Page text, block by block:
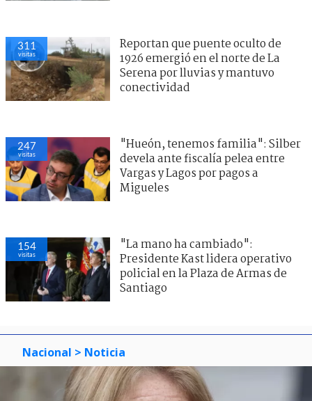
311
visitas
Reportan que puente oculto de
1926 emergió en el norte de La
Serena por lluvias y mantuvo
conectividad
247
visitas
"Hueón, tenemos familia": Silber
devela ante fiscalía pelea entre
Vargas y Lagos por pagos a
Migueles
154
visitas
"La mano ha cambiado":
Presidente Kast lidera operativo
policial en la Plaza de Armas de
Santiago
Nacional > Noticia